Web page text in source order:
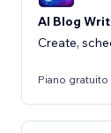
AI Blog
Create,
Piano